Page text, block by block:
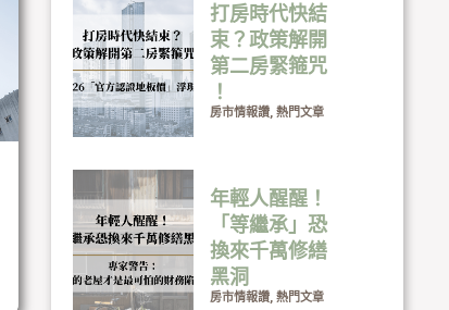
打房時代快結
束？政策解開
第二房緊箍咒
！
房市情報讚 ,熱門文章
年輕人醒醒！
「等繼承」恐
換來千萬修繕
黑洞
房市情報讚 ,熱門文章